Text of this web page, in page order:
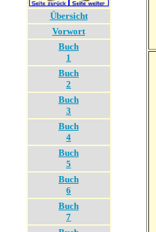
Übersicht
Vorwort
Buch
1
Buch
2
Buch
3
Buch
4
Buch
5
Buch
6
Buch
7